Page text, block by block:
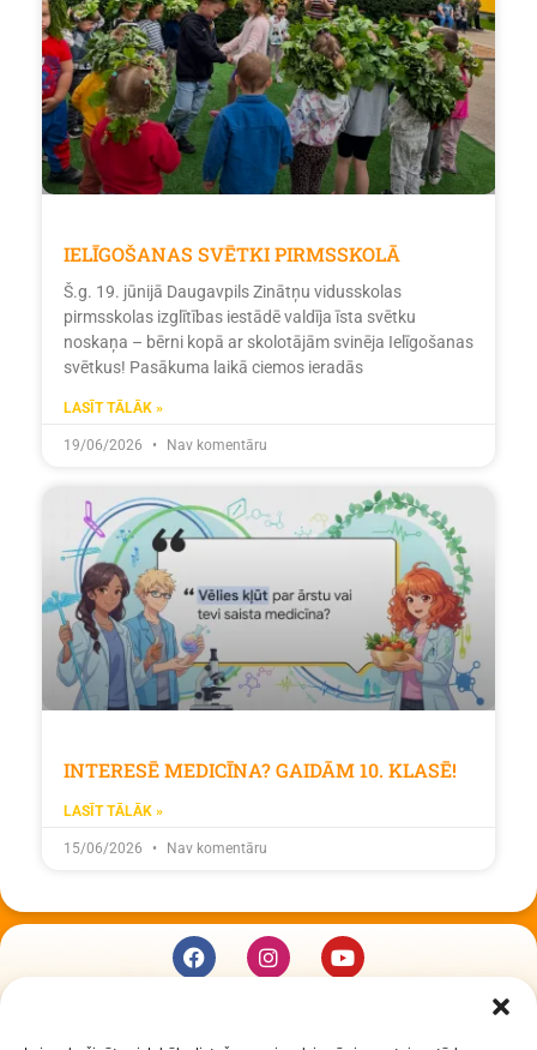
IELĪGOŠANAS SVĒTKI PIRMSSKOLĀ
Š.g. 19. jūnijā Daugavpils Zinātņu vidusskolas
pirmsskolas izglītības iestādē valdīja īsta svētku
noskaņa – bērni kopā ar skolotājām svinēja Ielīgošanas
svētkus! Pasākuma laikā ciemos ieradās
LASĪT TĀLĀK »
19/06/2026 Nav komentāru
INTERESĒ MEDICĪNA? GAIDĀM 10. KLASĒ!
LASĪT TĀLĀK »
15/06/2026 Nav komentāru